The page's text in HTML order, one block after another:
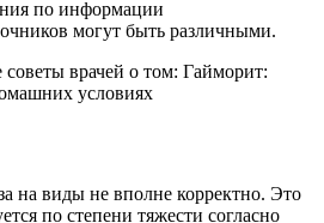
по информации
могут быть различными.
врачей о том: Гайморит:
условиях
на виды не вполне корректно. Это
по степени тяжести согласно